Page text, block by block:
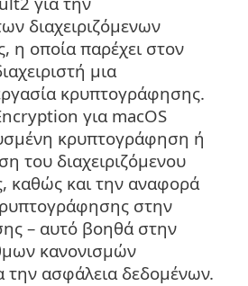
διαχειριζόμενων
η οποία παρέχει στον
μια
κρυπτογράφησης.
για macOS
κρυπτογράφηση ή
του διαχειριζόμενου
καθώς και την αναφορά
στην
– αυτό βοηθά στην
κανονισμών
ασφάλεια δεδομένων.